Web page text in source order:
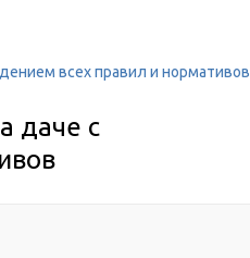
всех правил и нормативов
даче с